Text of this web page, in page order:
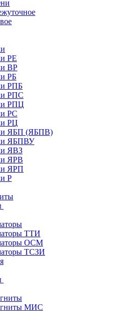
РЕ
ВР
РБ
РПБ
РПС
РПЦ
РС
РЦ
ЯБП (ЯБПВ)
ЯБПВУ
ЯВЗ
ЯРВ
ЯРП
Р
ТТИ
ОСМ
ТСЗИ
МИС